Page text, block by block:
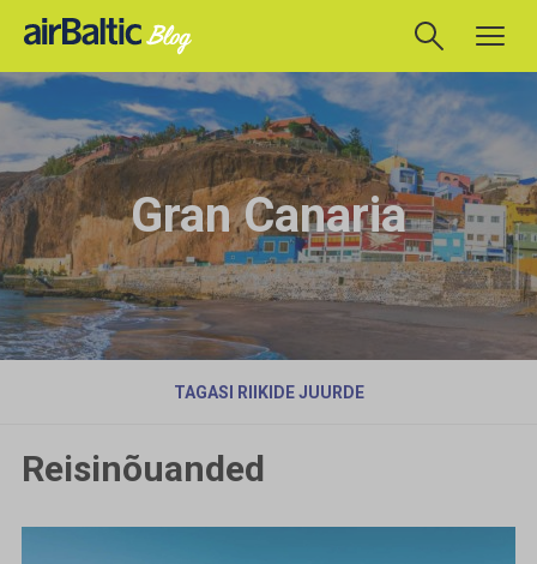
Gran Canaria
TAGASI RIIKIDE JUURDE
Reisinõuanded